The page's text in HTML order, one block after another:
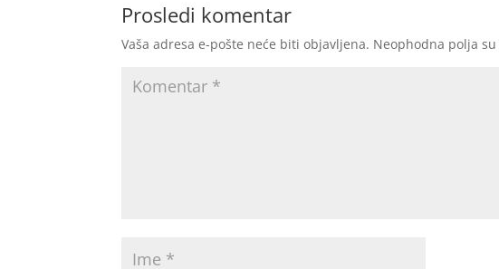
Prosledi komentar
Vaša adresa e-pošte neće biti objavljena. Neophodna polja